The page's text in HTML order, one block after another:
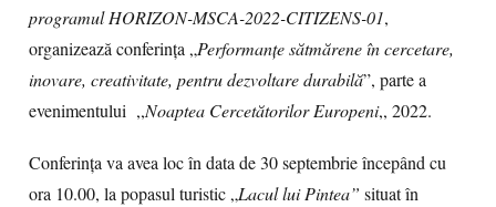
programul HORIZON-MSCA-2022-CITIZENS-01,
organizează conferința „Performanțe sătmărene în cercetare,
inovare, creativitate, pentru dezvoltare durabilă”, parte a
evenimentului ,,Noaptea Cercetătorilor Europeni,, 2022.
Conferința va avea loc în data de 30 septembrie începând cu
ora 10.00, la popasul turistic „Lacul lui Pintea” situat în